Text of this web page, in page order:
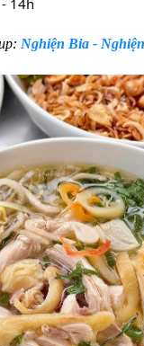
14h
Nghiện Bia -